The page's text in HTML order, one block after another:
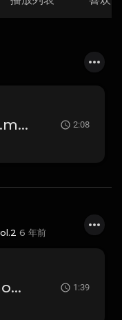
Break yo self.mp3 2:08
6 年前
Every We Smoking.mp3 1:39